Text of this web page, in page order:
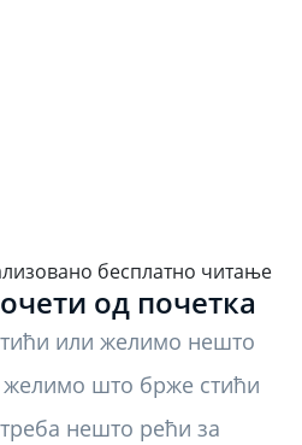
бесплатно читање
од почетка
или желимо нешто
желимо што брже стићи
нешто рећи за